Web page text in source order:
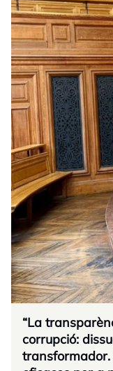
“La
corrupció:
transformador.